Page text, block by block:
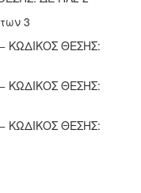
3
ΚΩΔΙΚΟΣ ΘΕΣΗΣ:
ΚΩΔΙΚΟΣ ΘΕΣΗΣ:
ΚΩΔΙΚΟΣ ΘΕΣΗΣ: